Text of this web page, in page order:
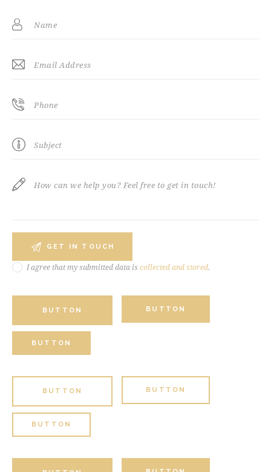
I agree that my submitted data is collected and stored.
BUTTON BUTTON
BUTTON
BUTTON BUTTON
BUTTON